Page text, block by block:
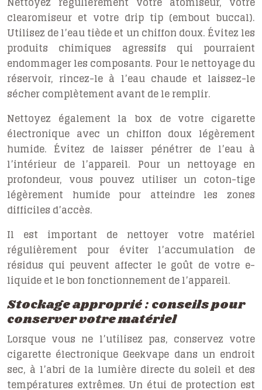
clearomiseur et votre drip tip (embout buccal).
Utilisez de l’eau tiède et un chiffon doux. Évitez les
produits chimiques agressifs qui pourraient
endommager les composants. Pour le nettoyage du
réservoir, rincez-le à l’eau chaude et laissez-le
sécher complètement avant de le remplir.
Nettoyez également la box de votre cigarette
électronique avec un chiffon doux légèrement
humide. Évitez de laisser pénétrer de l’eau à
l’intérieur de l’appareil. Pour un nettoyage en
profondeur, vous pouvez utiliser un coton-tige
légèrement humide pour atteindre les zones
difficiles d’accès.
Il est important de nettoyer votre matériel
régulièrement pour éviter l’accumulation de
résidus qui peuvent affecter le goût de votre e-
liquide et le bon fonctionnement de l’appareil.
Stockage approprié : conseils pour
conserver votre matériel
Lorsque vous ne l’utilisez pas, conservez votre
cigarette électronique Geekvape dans un endroit
sec, à l’abri de la lumière directe du soleil et des
températures extrêmes. Un étui de protection est